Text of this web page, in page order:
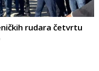
rudara četvrtu